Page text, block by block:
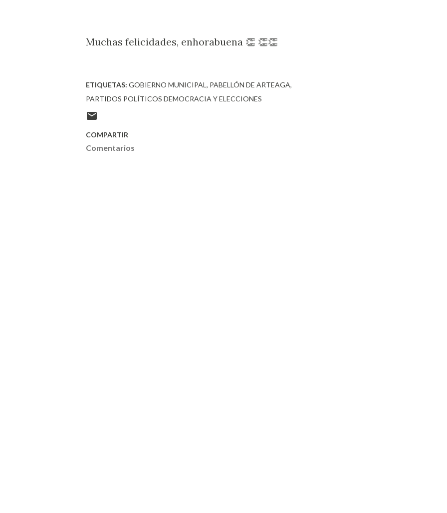
Muchas felicidades, enhorabuena 👏 👏👏
ETIQUETAS: GOBIERNO MUNICIPAL
PABELLÓN DE ARTEAGA
PARTIDOS POLÍTICOS DEMOCRACIA Y ELECCIONES
COMPARTIR
Comentarios